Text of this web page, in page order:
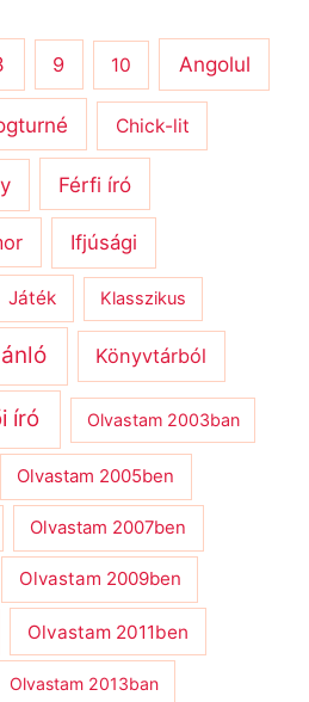
9 10 Angolul
Chick-lit
Férfi író
Ifjúsági
Játék Klasszikus
Könyvtárból
író Olvastam 2003ban
Olvastam 2005ben
Olvastam 2007ben
Olvastam 2009ben
Olvastam 2011ben
Olvastam 2013ban